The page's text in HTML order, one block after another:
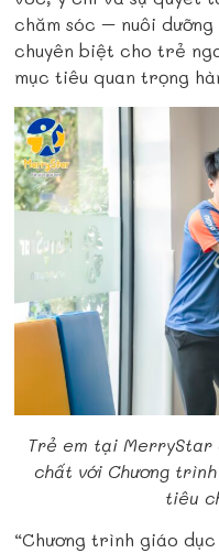
chăm sóc – nuôi
chuyên biệt cho trẻ
mục tiêu quan trọng
Trẻ em tại MerryStar
chất với Chương trình
tiêu
“Chương trình giáo